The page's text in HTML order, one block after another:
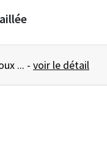
AFFICHE Auzoux ... - voir le détail